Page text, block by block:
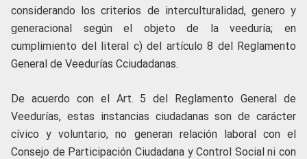
considerando los criterios de interculturalidad, genero y
generacional según el objeto de la veeduría; en
cumplimiento del literal c) del artículo 8 del Reglamento
General de Veedurías Cciudadanas.
De acuerdo con el Art. 5 del Reglamento General de
Veedurías, estas instancias ciudadanas son de carácter
cívico y voluntario, no generan relación laboral con el
Consejo de Participación Ciudadana y Control Social ni con